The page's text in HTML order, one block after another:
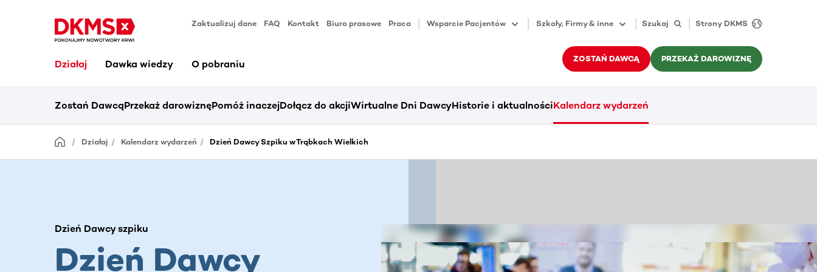
Zaktualizuj dane FAQ Kontakt Biuro prasowe Praca Wsparcie Pacjentów Szkoły, Firmy & inne Szukaj Strony DKMS
Działaj Dawka wiedzy O pobraniu ZOSTAŃ DAWCĄ PRZEKAŻ DAROWIZNĘ
Zostań DawcąPrzekaż darowiznęPomóż inaczejDołącz do akcjiWirtualne Dni DawcyHistorie i aktualnościKalendarz wydarzeń
Działaj Kalendarz wydarzeń Dzień Dawcy Szpiku w Trąbkach Wielkich
Dzień Dawcy szpiku
Dzień Dawcy